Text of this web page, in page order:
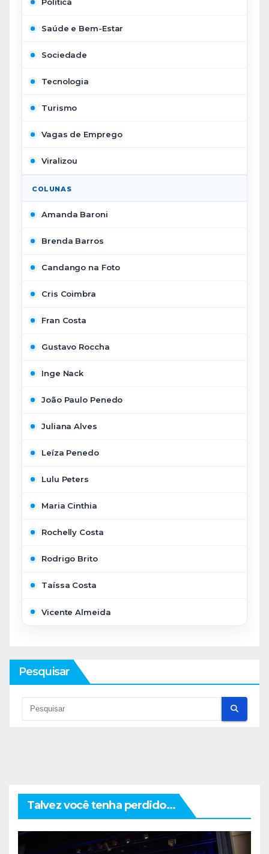
Saúde e Bem-Estar
Sociedade
Tecnologia
Turismo
Vagas de Emprego
Viralizou
COLUNAS
Amanda Baroni
Brenda Barros
Candango na Foto
Cris Coimbra
Fran Costa
Gustavo Roccha
Inge Nack
João Paulo Penedo
Juliana Alves
Leíza Penedo
Lulu Peters
Maria Cinthia
Rochelly Costa
Rodrigo Brito
Taíssa Costa
Vicente Almeida
Pesquisar
Talvez você tenha perdido...